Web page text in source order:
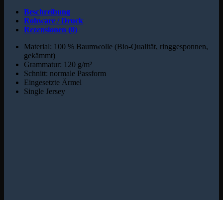
Beschreibung
Rohware / Druck
Rezensionen (0)
Material: 100 % Baumwolle (Bio-Qualität, ringgesponnen,
gekämmt)
Grammatur: 120 g/m²
Schnitt: normale Passform
Eingesetzte Ärmel
Single Jersey